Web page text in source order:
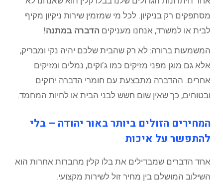
מסתפקים רק בניקיון. לכל מי שמזמין שירות ניקיון מקיף
לבית או למשרד, אנחנו מעניקים הדברה במתנה!
המשמעות ברורה: לא רק שהבית שלכם יהיה נקי ומבריק,
אלא גם מוגן מפני מזיקים כמו ג'וקים, נמלים ומזיקים
אחרים. ההדברה מתבצעת עם חומרי הדברה ירוקים
ובטוחים, כך שאין שום חשש לבני הבית או לחיות המחמד.
המחירים הזולים ביותר באור יהודה – בלי
להתפשר על איכות
אחד הדברים שמבדילים את בלו קלין מחברות אחרות הוא
השילוב המושלם בין מחיר זול לשירות מקצועי.